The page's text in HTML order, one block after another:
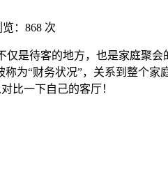
览：868 次
是待客的地方，也是家庭聚
为“财务状况”，关系到整个
比一下自己的客厅！